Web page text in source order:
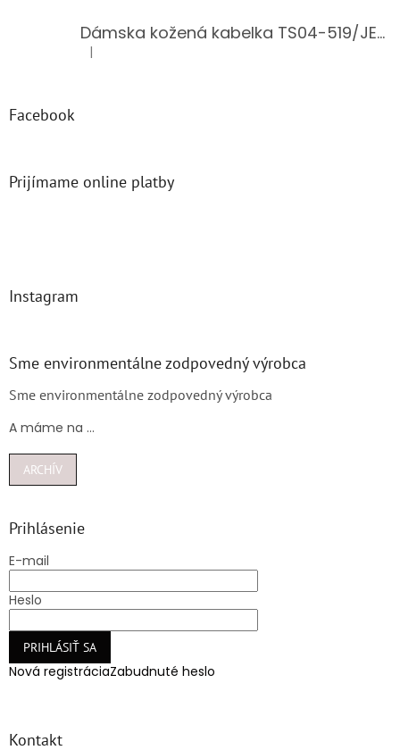
Dámska kožená kabelka TS04-519/JEANS BLUE
Hodnotenie produktu je 5 z 5 hviezdičiek.
|
Facebook
Prijímame online platby
Instagram
Sme environmentálne zodpovedný výrobca
Sme environmentálne zodpovedný výrobca
A máme na ...
ARCHÍV
Prihlásenie
E-mail
Heslo
PRIHLÁSIŤ SA
Nová registráciaZabudnuté heslo
Kontakt